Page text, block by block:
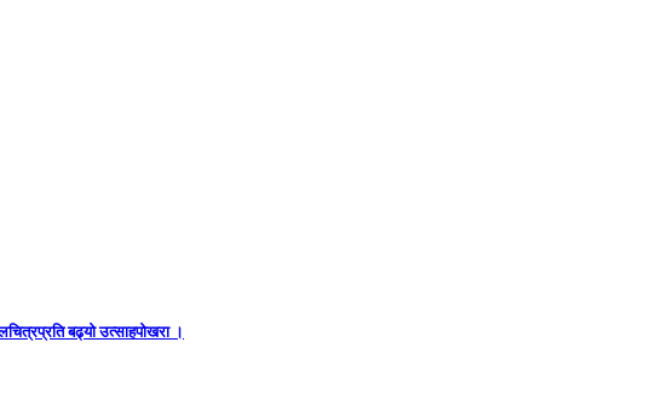
बढ्यो उत्साहपोखरा ।